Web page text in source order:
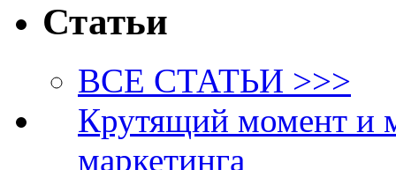
Статьи
ВСЕ СТАТЬИ >>>
Крутящий момент и
маркетинга